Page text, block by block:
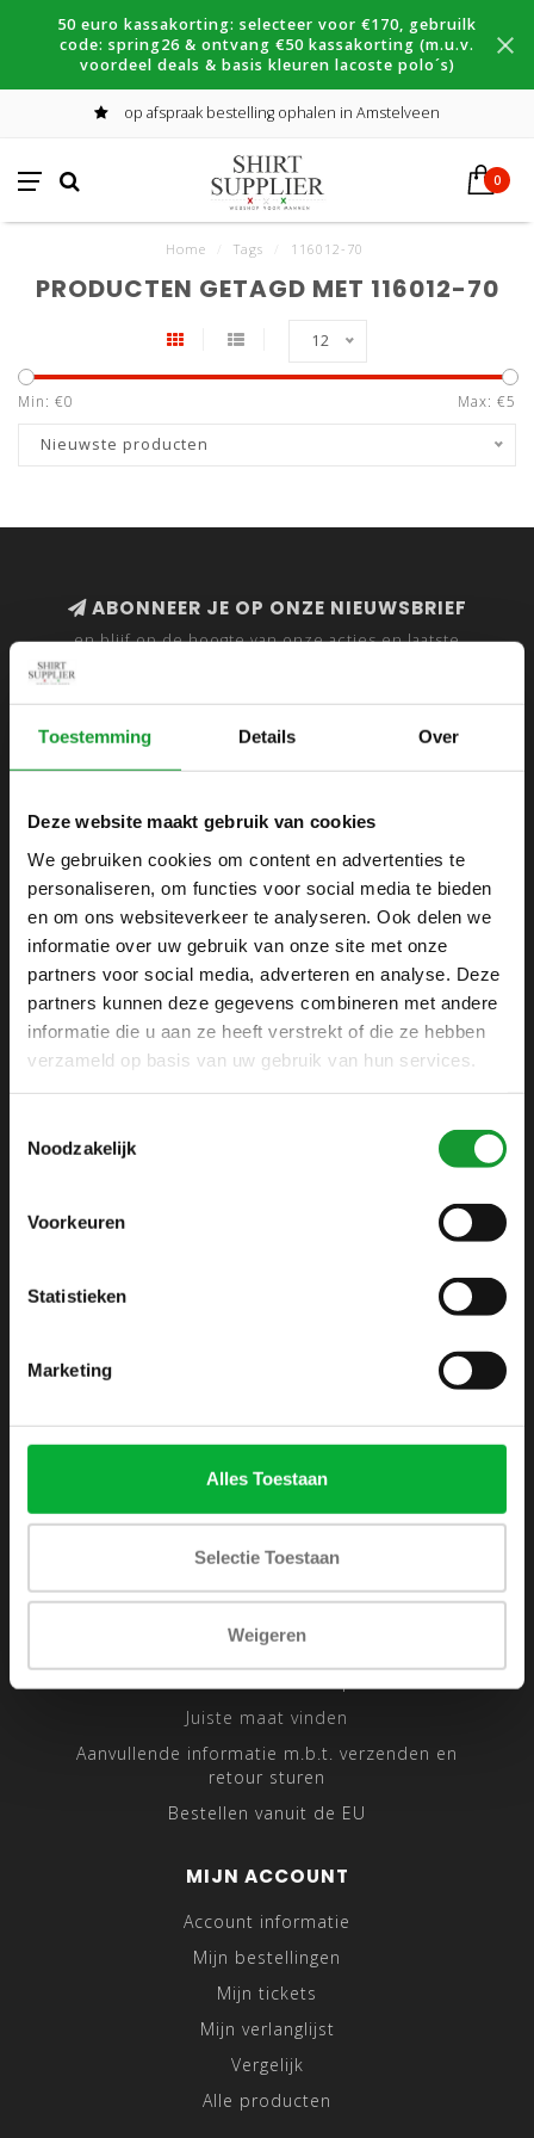
Toestemming Details Over
Deze website maakt gebruik van cookies
We gebruiken cookies om content en advertenties te
personaliseren, om functies voor social media te bieden
en om ons websiteverkeer te analyseren. Ook delen we
informatie over uw gebruik van onze site met onze
partners voor social media, adverteren en analyse. Deze
partners kunnen deze gegevens combineren met andere
informatie die u aan ze heeft verstrekt of die ze hebben
verzameld op basis van uw gebruik van hun services.
Noodzakelijk
Voorkeuren
Statistieken
Marketing
Alles Toestaan
Selectie Toestaan
Weigeren
50 euro kassakorting: selecteer voor €170, gebruilk
code: spring26 & ontvang €50 kassakorting (m.u.v.
voordeel deals & basis kleuren lacoste polo´s)
op afspraak bestelling ophalen in Amstelveen
0
Home Tags 116012-70
PRODUCTEN GETAGD MET 116012-70
12
Min: €0 Max: €5
Nieuwste producten
ABONNEER JE OP ONZE NIEUWSBRIEF
en blijf op de hoogte van onze acties en laatste
SHIRTSUPPLIER.NL
Webshop voor mannen
Zijlijnstraat 24
1433 DC
+31 6 42 52 32 80
+31 6 42 52 32 80
Disclaimer
Privacy Policy
Sitemap
Traveling Tailor
Juiste maat vinden
Aanvullende informatie m.b.t. verzenden en
retour sturen
Bestellen vanuit de EU
MIJN ACCOUNT
Account informatie
Mijn bestellingen
Mijn tickets
Mijn verlanglijst
Vergelijk
Alle producten